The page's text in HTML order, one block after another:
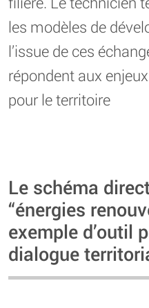
les modèles de
l’issue de ces
répondent aux
pour le territoire
Le schéma
“énergies
exemple d’outil
dialogue